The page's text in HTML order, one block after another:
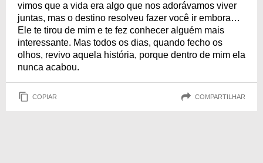
vimos que a vida era algo que nos adorávamos viver
juntas, mas o destino resolveu fazer você ir embora…
Ele te tirou de mim e te fez conhecer alguém mais
interessante. Mas todos os dias, quando fecho os
olhos, revivo aquela história, porque dentro de mim ela
nunca acabou.
COPIAR COMPARTILHAR